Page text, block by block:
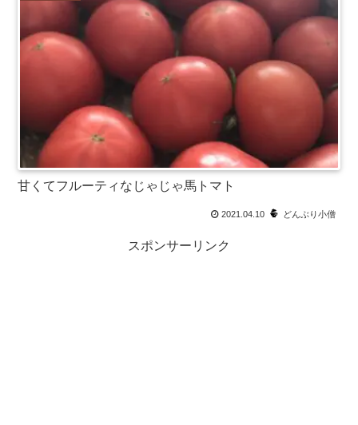
甘くてフルーティなじゃじゃ馬トマト
2021.04.10 どんぶり小僧
スポンサーリンク